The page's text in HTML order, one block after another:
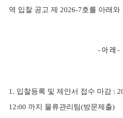
역 입찰 공고 제 2026-7호를 아래와
- 아 래 -
1. 입찰등록 및 제안서 접수 마감:
12:00 까지 물류관리팀(방문제출)